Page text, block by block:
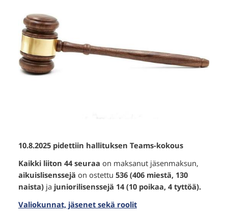
10.8.2025 pidettiin hallituksen Teams-kokous
Kaikki liiton 44 seuraa on maksanut jäsenmaksun,
aikuislisenssejä on ostettu 536 (406 miestä, 130
naista)ja juniorilisenssejä 14 (10 poikaa, 4 tyttöä).
Valiokunnat, jäsenet sekä roolit